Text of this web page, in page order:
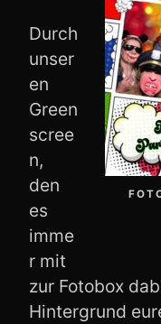
Durch
unser
en
Green
scree
n,
den
es
imme
r mit
zur Fotobox
Hintergrund